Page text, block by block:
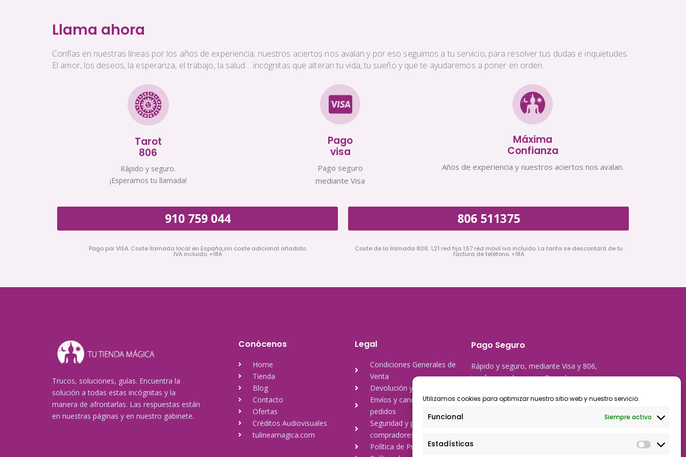
Utilizamos cookies para optimizar nuestro sitio web y nuestro servicio.
Funcional Siempre activo
Estadísticas
Llama ahora
Confías en nuestras líneas por los años de experiencia; nuestros aciertos nos avalan y por eso seguimos a tu servicio, para resolver tus dudas e inquietudes.
El amor, los deseos, la esperanza, el trabajo, la salud… incógnitas que alteran tu vida, tu sueño y que te ayudaremos a poner en orden.
Tarot
806
Rápido y seguro.
¡Esperamos tu llamada!
Pago
visa
Pago seguro
mediante Visa
Máxima
Confianza
Años de experiencia y nuestros aciertos nos avalan.
910 759 044
Pago por VISA. Coste llamada local en España,sin coste adicional añadido.
IVA incluido. +18A
806 511375
Coste de la llamada 806: 1,21 red fija 1,57 red móvil iva incluido. La tarifa se descontará de tu
factura de teléfono. +18A
Trucos, soluciones, guías. Encuentra la
solución a todas estas incógnitas y la
manera de afrontarlas. Las respuestas están
en nuestras páginas y en nuestro gabinete.
Conócenos
Home
Tienda
Blog
Contacto
Ofertas
Créditos Audiovisuales
tulineamagica.com
Legal
Condiciones Generales de
Venta
Devolución y reembolso
Envíos y cancelación de
pedidos
Seguridad y protección a
compradores
Política de Privacidad
Pago Seguro
Rápido y seguro, mediante Visa y 806,
trasferencia bancaria, Paypal